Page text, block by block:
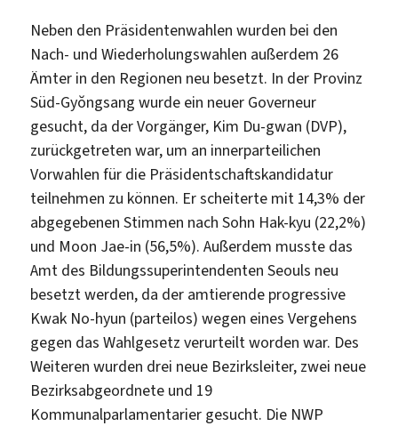
Neben den Präsidentenwahlen wurden bei den
Nach- und Wiederholungswahlen außerdem 26
Ämter in den Regionen neu besetzt. In der Provinz
Süd-Gyŏngsang wurde ein neuer Governeur
gesucht, da der Vorgänger, Kim Du-gwan (DVP),
zurückgetreten war, um an innerparteilichen
Vorwahlen für die Präsidentschaftskandidatur
teilnehmen zu können. Er scheiterte mit 14,3% der
abgegebenen Stimmen nach Sohn Hak-kyu (22,2%)
und Moon Jae-in (56,5%). Außerdem musste das
Amt des Bildungssuperintendenten Seouls neu
besetzt werden, da der amtierende progressive
Kwak No-hyun (parteilos) wegen eines Vergehens
gegen das Wahlgesetz verurteilt worden war. Des
Weiteren wurden drei neue Bezirksleiter, zwei neue
Bezirksabgeordnete und 19
Kommunalparlamentarier gesucht. Die NWP